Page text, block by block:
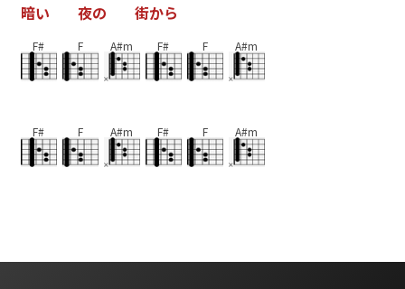
暗い 夜の 街から
F# F A#m F# F A#m
F# F A#m F# F A#m